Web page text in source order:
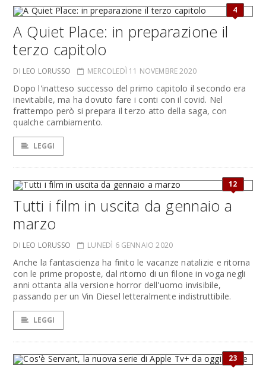
4
A Quiet Place: in preparazione il
terzo capitolo
DI LEO LORUSSO MERCOLEDÌ 11 NOVEMBRE 2020
Dopo l'inatteso successo del primo capitolo il secondo era
inevitabile, ma ha dovuto fare i conti con il covid. Nel
frattempo però si prepara il terzo atto della saga, con
qualche cambiamento.
LEGGI
12
Tutti i film in uscita da gennaio a
marzo
DI LEO LORUSSO LUNEDÌ 6 GENNAIO 2020
Anche la fantascienza ha finito le vacanze natalizie e ritorna
con le prime proposte, dal ritorno di un filone in voga negli
anni ottanta alla versione horror dell'uomo invisibile,
passando per un Vin Diesel letteralmente indistruttibile.
LEGGI
23